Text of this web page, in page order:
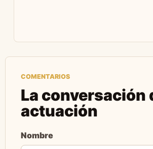
COMENTARIOS
La conversación
actuación
Nombre